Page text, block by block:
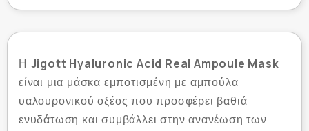
Η Jigott Hyaluronic Acid Real Ampoule Mask
είναι μια μάσκα εμποτισμένη με αμπούλα
υαλουρονικού οξέος που προσφέρει βαθιά
ενυδάτωση και συμβάλλει στην ανανέωση των